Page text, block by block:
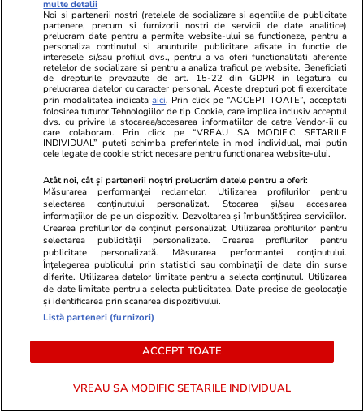
urca până la 40 de grade la umbră. Prognoza
meteo ANM pentru perioada 28 iulie – 23
august 2026
Știri România 27 iul.
Marius Lazurca și generalul Gheorghiță Vlad,
trimiși de președintele Nicușor Dan în SUA în
urma incidentelor cu drone
Știri România 27 iul.
Tânăra de 22 de ani căutată cu RO-Alert a
fost găsită moartă. Poliția i-a confirmat
identitatea
Horoscop 27 iul.
Horoscop 28 iulie 2026. Leii se bucură de o
energie debordantă, dar simt acut nevoia de a
multe detalii
Noi si partenerii nostri (retelele de socializare si agentiile de publicitate
partenere, precum si furnizorii nostri de servicii de date analitice)
prelucram date pentru a permite website-ului sa functioneze, pentru a
personaliza continutul si anunturile publicitare afisate in functie de
interesele si/sau profilul dvs., pentru a va oferi functionalitati aferente
retelelor de socializare si pentru a analiza traficul pe website. Beneficiati
de drepturile prevazute de art. 15-22 din GDPR in legatura cu
prelucrarea datelor cu caracter personal. Aceste drepturi pot fi exercitate
prin modalitatea indicataaici. Prin click pe “ACCEPT TOATE”, acceptati
folosirea tuturor Tehnologiilor de tip Cookie, care implica inclusiv acceptul
dvs. cu privire la stocarea/accesarea informatiilor de catre Vendor-ii cu
care colaboram. Prin click pe “VREAU SA MODIFIC SETARILE
INDIVIDUAL” puteti schimba preferintele in mod individual, mai putin
cele legate de cookie strict necesare pentru functionarea website-ului.
Atât noi, cât și partenerii noștri prelucrăm datele pentru a oferi:
Măsurarea performanței reclamelor. Utilizarea profilurilor pentru
selectarea conținutului personalizat. Stocarea și/sau accesarea
informațiilor de pe un dispozitiv. Dezvoltarea și îmbunătățirea serviciilor.
Crearea profilurilor de conținut personalizat. Utilizarea profilurilor pentru
selectarea publicității personalizate. Crearea profilurilor pentru
publicitate personalizată. Măsurarea performanței conținutului.
Înțelegerea publicului prin statistici sau combinații de date din surse
diferite. Utilizarea datelor limitate pentru a selecta conținutul. Utilizarea
de date limitate pentru a selecta publicitatea. Date precise de geolocație
și identificarea prin scanarea dispozitivului.
Listă parteneri (furnizori)
ACCEPT TOATE
VREAU SA MODIFIC SETARILE INDIVIDUAL